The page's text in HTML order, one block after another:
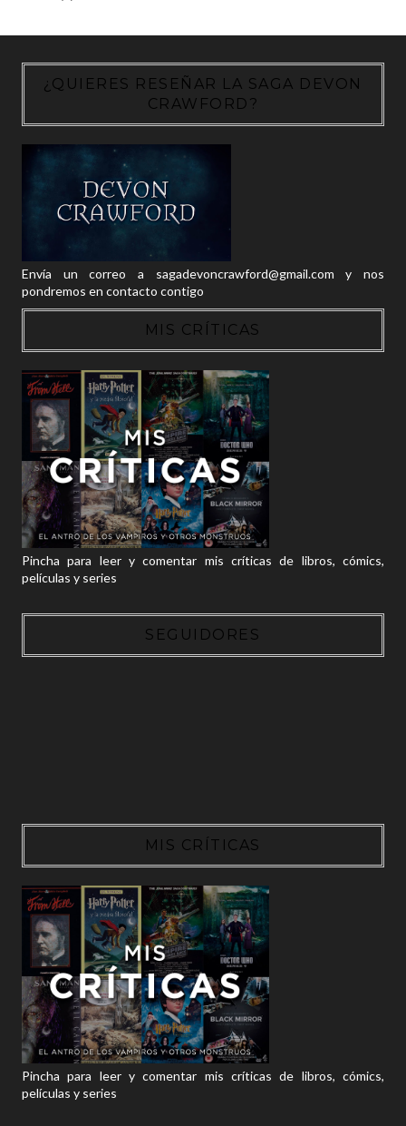
¿QUIERES RESEÑAR LA SAGA DEVON
CRAWFORD?
Envía un correo a sagadevoncrawford@gmail.com y nos
pondremos en contacto contigo
MIS CRÍTICAS
Pincha para leer y comentar mis críticas de libros, cómics,
películas y series
SEGUIDORES
MIS CRÍTICAS
Pincha para leer y comentar mis críticas de libros, cómics,
películas y series